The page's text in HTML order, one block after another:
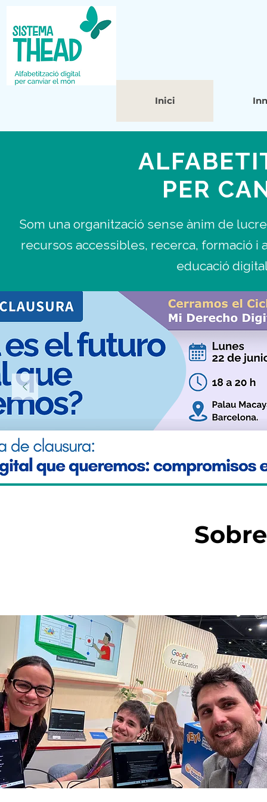
Inici
PER
Som una organització sense ànim de
recursos accessibles, recerca, formació i
educació